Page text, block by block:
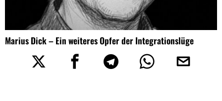
Marius Dick – Ein weiteres Opfer der Integrationslüge